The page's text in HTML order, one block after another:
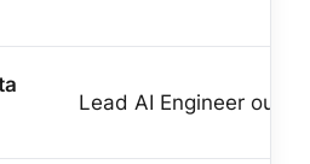
Lead AI Engineer ou